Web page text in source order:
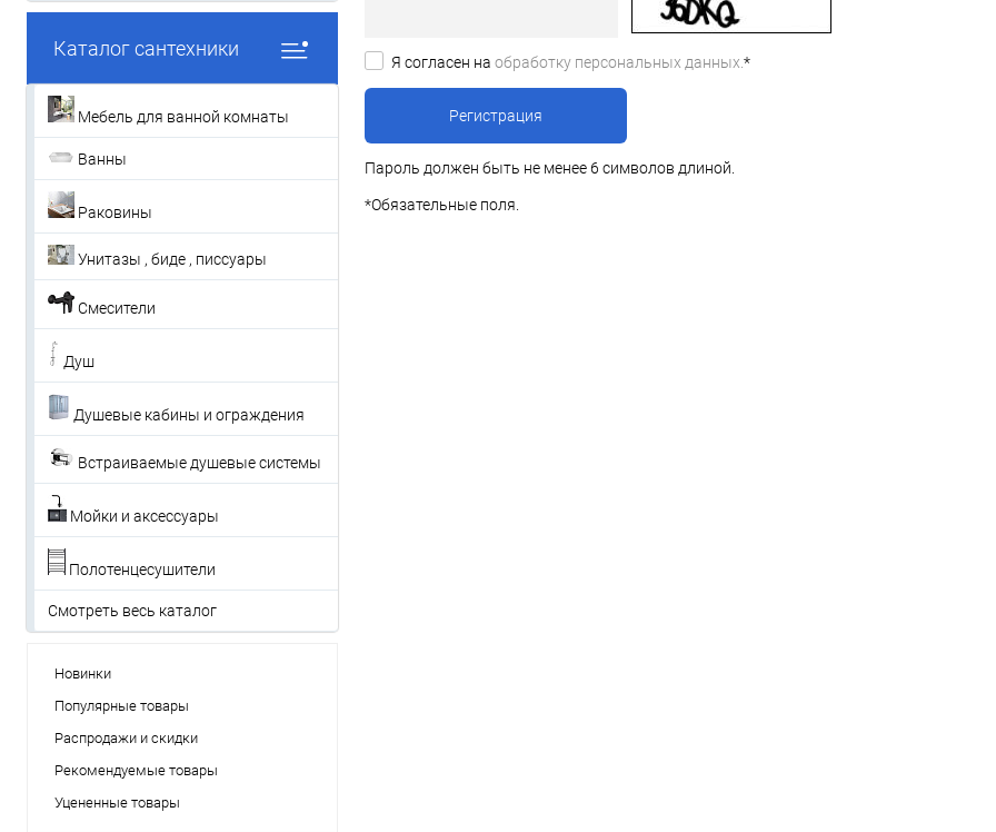
Каталог сантехники
Мебель для ванной комнаты
Ванны
Раковины
Унитазы , биде , писсуары
Смесители
Душ
Душевые кабины и ограждения
Встраиваемые душевые системы
Мойки и аксессуары
Полотенцесушители
Смотреть весь каталог
Новинки
Популярные товары
Распродажи и скидки
Рекомендуемые товары
Уцененные товары
Я согласен на обработку персональных данных.*
Пароль должен быть не менее 6 символов длиной.
*Обязательные поля.